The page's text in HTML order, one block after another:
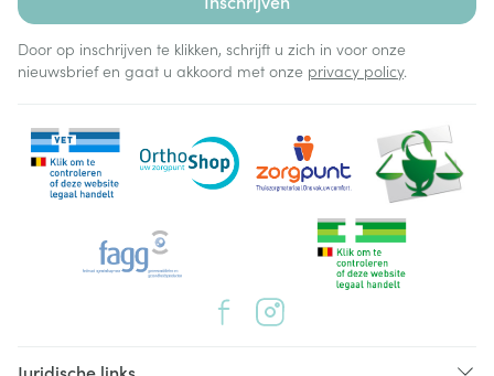
Door op inschrijven te klikken, schrijft u zich in voor onze
nieuwsbrief en gaat u akkoord met onze privacy policy.